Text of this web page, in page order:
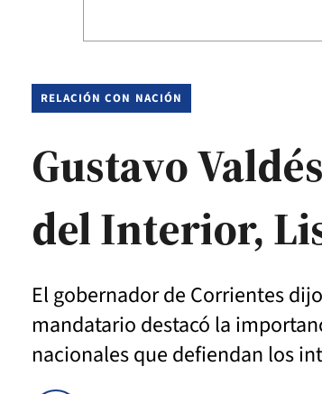
RELACIÓN CON NACIÓN
Gustavo
del Interior,
El gobernador de Corrientes
mandatario destacó la
nacionales que defiendan los